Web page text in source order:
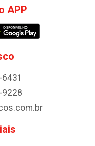
APP
9228